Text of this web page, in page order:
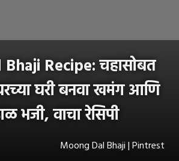
Recipe: चहासोबत
घरी बनवा खमंग आणि
भजी, वाचा रेसिपी
Moong Dal Bhaji | Pintrest